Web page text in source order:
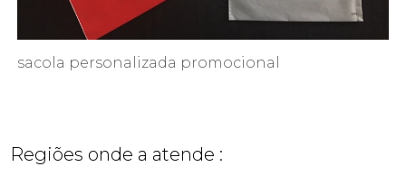
sacola personalizada promocional
Regiões onde a atende :